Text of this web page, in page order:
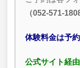
（052-571-
体験料金は予
公式サイト経